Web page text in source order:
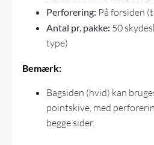
Perforering: På forsiden
Antal pr. pakke: 50
type)
Bemærk:
Bagsiden (hvid) kan
pointskive, med
begge sider.